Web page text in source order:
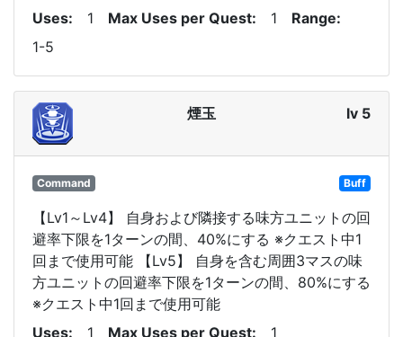
Uses
1 Max Uses per Quest 1
Range
1-5
煙玉 lv 5
Command Buff
【Lv1～Lv4】 自身および隣接する味方ユニットの回
避率下限を1ターンの間、40%にする ※クエスト中1
回まで使用可能 【Lv5】 自身を含む周囲3マスの味
方ユニットの回避率下限を1ターンの間、80%にする
※クエスト中1回まで使用可能
Uses
1 Max Uses per Quest 1